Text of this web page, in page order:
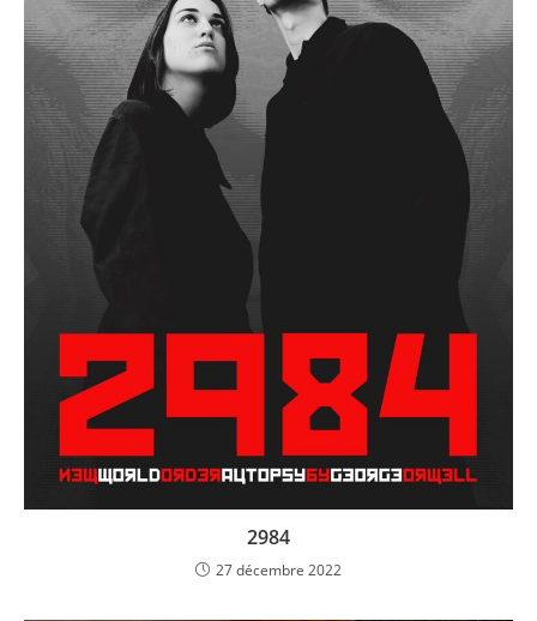
2984
27 décembre 2022